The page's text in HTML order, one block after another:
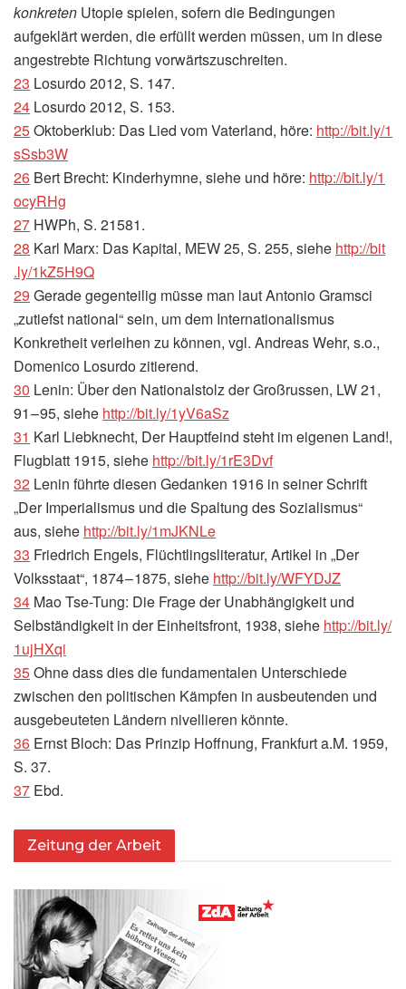
konkreten Utopie spielen, sofern die Bedingungen
aufgeklärt werden, die erfüllt werden müssen, um in diese
angestrebte Richtung vorwärtszuschreiten.
23 Losurdo 2012, S. 147.
24 Losurdo 2012, S. 153.
25Oktoberklub: Das Lied vom Vaterland, höre: http://​bit​.ly/​1​
s​S​s​b3W
26 Bert Brecht: Kinderhymne, siehe und höre: http://​bit​.ly/​1​
o​c​y​RHg
27 HWPh, S. 21581.
28 Karl Marx: Das Kapital, MEW 25, S. 255, siehe http://​bit​
.ly/​1​k​Z​5​H9Q
29 Gerade gegenteilig müsse man laut Antonio Gramsci
„zutiefst national“ sein, um dem Internationalismus
Konkretheit verleihen zu können, vgl. Andreas Wehr, s.o.,
Domenico Losurdo zitierend.
30 Lenin: Über den Nationalstolz der Großrussen, LW 21,
91 – 95, siehe http://​bit​.ly/​1​y​V​6​aSz
31 Karl Liebknecht, Der Hauptfeind steht im eigenen Land!,
Flugblatt 1915, siehe http://​bit​.ly/​1​r​E​3​Dvf
32 Lenin führte diesen Gedanken 1916 in seiner Schrift
„Der Imperialismus und die Spaltung des Sozialismus“
aus, siehe http://​bit​.ly/​1​m​J​K​NLe
33 Friedrich Engels, Flüchtlingsliteratur, Artikel in „Der
Volksstaat“, 1874 – 1875, siehe http://​bit​.ly/​W​F​Y​DJZ
34 Mao Tse-Tung: Die Frage der Unabhängigkeit und
Selbständigkeit in der Einheitsfront, 1938, siehe http://​bit​.ly/​
1​u​j​H​Xqi
35Ohne dass dies die fundamentalen Unterschiede
zwischen den politischen Kämpfen in ausbeutenden und
ausgebeuteten Ländern nivellieren könnte.
36 Ernst Bloch: Das Prinzip Hoffnung, Frankfurt a.M. 1959,
S. 37.
37 Ebd.
Zeitung der Arbeit